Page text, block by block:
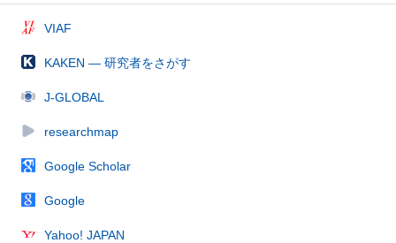
VIAF
KAKEN — 研究者をさがす
J-GLOBAL
researchmap
Google Scholar
Google
Yahoo! JAPAN